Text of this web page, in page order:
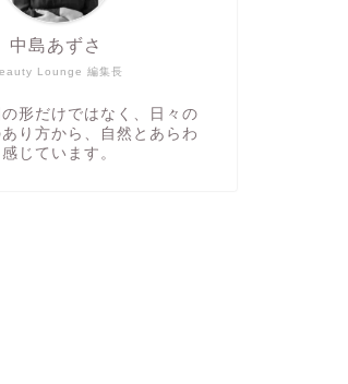
Lounge 編集長
中島あずさ
形だけではなく、日々の
り方から、自然とあらわ
じています。